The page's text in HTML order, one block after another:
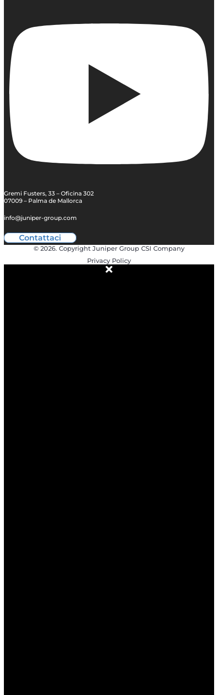
Gremi Fusters, 33 – Oficina 302
07009 – Palma de Mallorca
info@juniper-group.com
Contattaci
© 2026. Copyright Juniper Group CSI Company
Privacy Policy